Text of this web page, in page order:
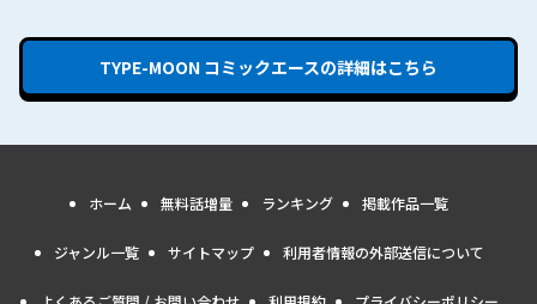
TYPE-MOON コミックエースの詳細はこちら
ホーム 無料話増量 ランキング 掲載作品一覧
ジャンル一覧 サイトマップ 利用者情報の外部送信について